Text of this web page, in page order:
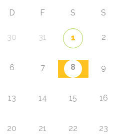
D F S S
30 31 1 2
6 7 8 9
13 14 15 16
20 21 22 23